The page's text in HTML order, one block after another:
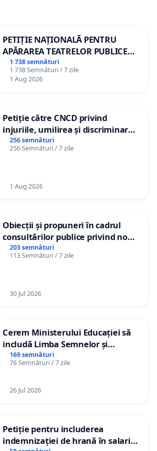
PETIȚIE NAȚIONALĂ PENTRU
APĂRAREA TEATRELOR PUBLICE
DE REPERTORIU DIN ROMÂNIA
1 738 semnături
1 738 Semnături / 7 zile
1 Aug 2026
Petiție către CNCD privind
injuriile, umilirea și discriminarea
persoanelor cu dizabilități de
către utilizatorul TikTok „Gorici”
256 semnături
256 Semnături / 7 zile
1 Aug 2026
Obiecții și propuneri în cadrul
consultărilor publice privind noul
Plan Urbanistic General (PUG)
Ialoveni
203 semnături
113 Semnături / 7 zile
30 Jul 2026
Cerem Ministerului Educației să
includă Limba Semnelor și
alfabetul Braille în școlile din
Republica Moldova!
169 semnături
76 Semnături / 7 zile
26 Jul 2026
Petiție pentru includerea
indemnizației de hrană în salariul